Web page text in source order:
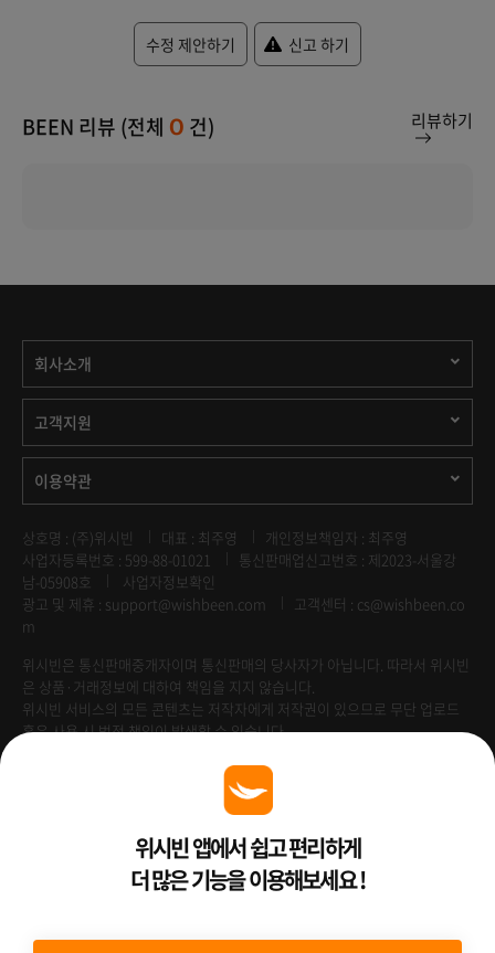
수정 제안하기 신고 하기
BEEN 리뷰 (전체 0 건) 리뷰하기
회사소개
고객지원
이용약관
상호명 : (주)위시빈 대표 : 최주영
개인정보책임자 : 최주영
사업자등록번호 : 599-88-01021
통신판매업신고번호 : 제2023-서울강
남-05908호
사업자정보확인
광고 및 제휴 : support@wishbeen.com
고객센터 : cs@wishbeen.co
m
위시빈은 통신판매중개자이며 통신판매의 당사자가 아닙니다. 따라서 위시빈
은 상품·거래정보에 대하여 책임을 지지 않습니다.
위시빈 서비스의 모든 콘텐츠는 저작자에게 저작권이 있으므로 무단 업로드
혹은 사용 시 법적 책임이 발생할 수 있습니다.
Venture Enterprise위시빈 앱에서 쉽고 편리하게
더 많은 기능을 이용해보세요 !